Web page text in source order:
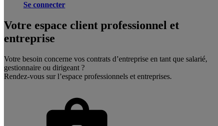
Se connecter
Votre espace client professionnel et
entreprise
Votre besoin concerne vos contrats d’entreprise en tant que salarié,
gestionnaire ou dirigeant ?
Rendez-vous sur l’espace professionnels et entreprises.